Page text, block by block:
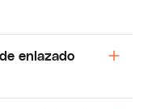
enlazado